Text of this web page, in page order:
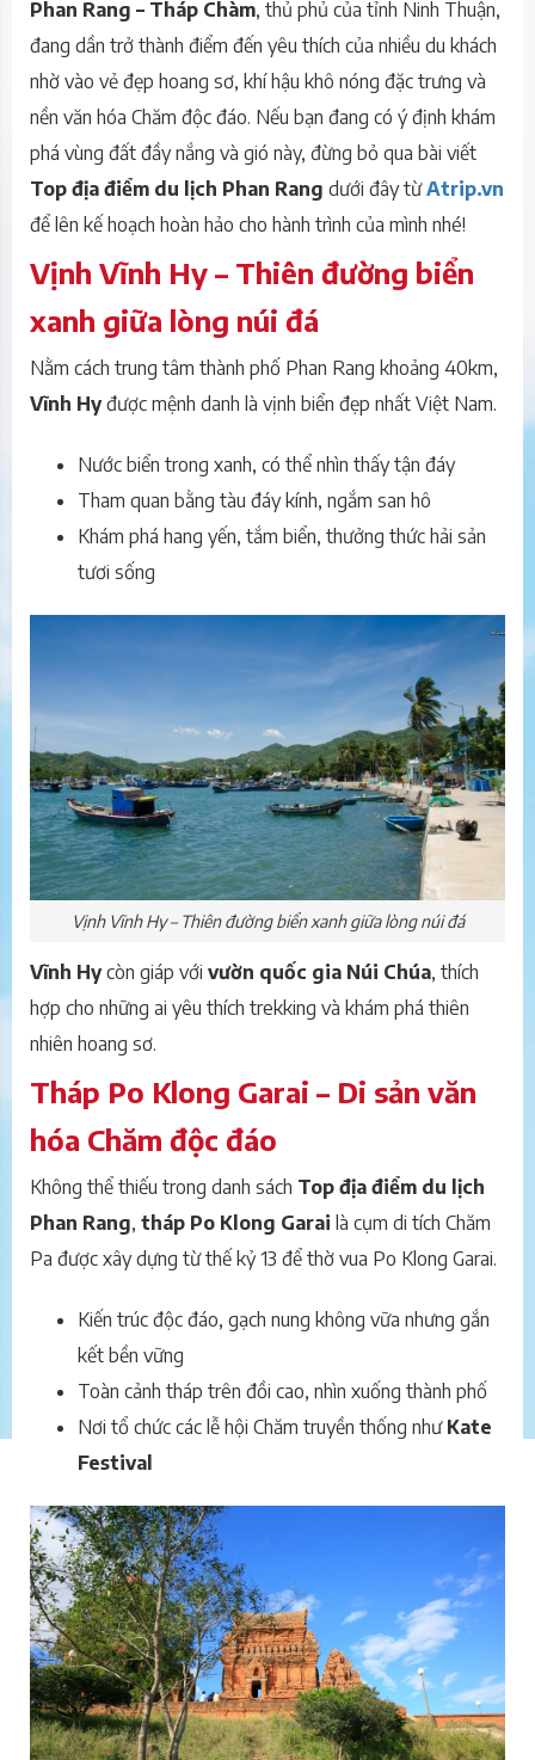
Phan Rang – Tháp Chàm, thủ phủ của tỉnh Ninh Thuận,
đang dần trở thành điểm đến yêu thích của nhiều du khách
nhờ vào vẻ đẹp hoang sơ, khí hậu khô nóng đặc trưng và
nền văn hóa Chăm độc đáo. Nếu bạn đang có ý định khám
phá vùng đất đầy nắng và gió này, đừng bỏ qua bài viết
Top địa điểm du lịch Phan Rang dưới đây từAtrip.vn
để lên kế hoạch hoàn hảo cho hành trình của mình nhé!
Vịnh Vĩnh Hy – Thiên đường biển
xanh giữa lòng núi đá
Nằm cách trung tâm thành phố Phan Rang khoảng 40km,
Vĩnh Hyđược mệnh danh là vịnh biển đẹp nhất Việt Nam.
Nước biển trong xanh, có thể nhìn thấy tận đáy
Tham quan bằng tàu đáy kính, ngắm san hô
Khám phá hang yến, tắm biển, thưởng thức hải sản
tươi sống
Vịnh Vĩnh Hy – Thiên đường biển xanh giữa lòng núi đá
Vĩnh Hycòn giáp với vườn quốc gia Núi Chúa, thích
hợp cho những ai yêu thích trekking và khám phá thiên
nhiên hoang sơ.
Tháp Po Klong Garai – Di sản văn
hóa Chăm độc đáo
Không thể thiếu trong danh sách Top địa điểm du lịch
Phan Rang, tháp Po Klong Garai là cụm di tích Chăm
Pa được xây dựng từ thế kỷ 13 để thờ vua Po Klong Garai.
Kiến trúc độc đáo, gạch nung không vữa nhưng gắn
kết bền vững
Toàn cảnh tháp trên đồi cao, nhìn xuống thành phố
Nơi tổ chức các lễ hội Chăm truyền thống như Kate
Festival